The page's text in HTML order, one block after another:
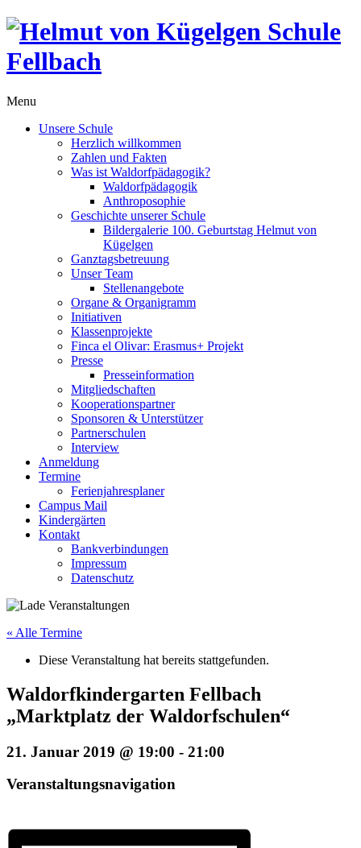
Menu
Unsere Schule
Herzlich willkommen
Zahlen und Fakten
Was ist Waldorfpädagogik?
Waldorfpädagogik
Anthroposophie
Geschichte unserer Schule
Bildergalerie 100. Geburtstag Helmut von
Kügelgen
Ganztagsbetreuung
Unser Team
Stellenangebote
Organe & Organigramm
Initiativen
Klassenprojekte
Finca el Olivar: Erasmus+ Projekt
Presse
Presseinformation
Mitgliedschaften
Kooperationspartner
Sponsoren & Unterstützer
Partnerschulen
Interview
Anmeldung
Termine
Ferienjahresplaner
Campus Mail
Kindergärten
Kontakt
Bankverbindungen
Impressum
Datenschutz
« Alle Termine
Diese Veranstaltung hat bereits stattgefunden.
Waldorfkindergarten Fellbach
„Marktplatz der Waldorfschulen“
21. Januar 2019 @ 19:00 - 21:00
Veranstaltungsnavigation